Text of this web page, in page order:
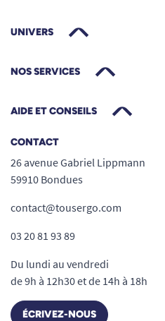
UNIVERS
NOS SERVICES
AIDE ET CONSEILS
CONTACT
26 avenue Gabriel Lippmann
59910 Bondues
contact@tousergo.com
03 20 81 93 89
Du lundi au vendredi
de 9h à 12h30 et de 14h à 18h
ÉCRIVEZ-NOUS